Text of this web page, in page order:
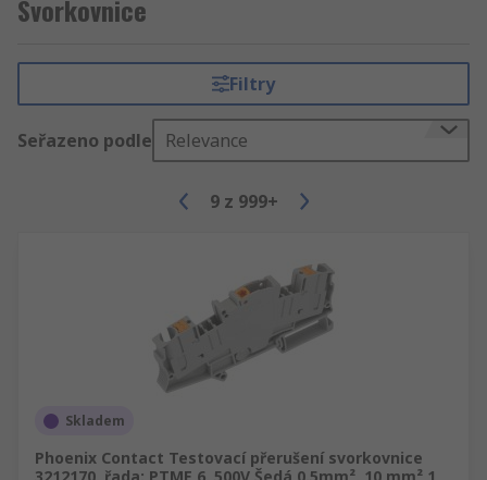
DIN. Konektory na lištu DIN mohou být
jednoduše připnuty na kolejnici a namontovány
do panelů nebo skříní. Svorkovnice na lištu DIN
jsou ideální pro aplikace s omezeným prostorem.
Typy svorkovnic
potřebám. Naše svorkovnice jsou dodávány v
široké škále typů, stylů a způsoby připojení. Mezi
nejpopulárnější patří
Svorkovnice na lištu DIN, jednoduché,
Svorkovnice
Filtry
Seřazeno podle Relevance
9 z 999+
Skladem
Phoenix Contact Testovací přerušení svorkovnice